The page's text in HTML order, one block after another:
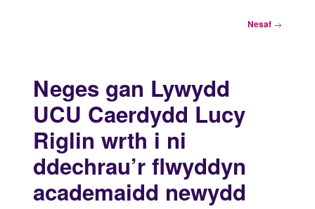
Nesaf →
Neges gan Lywydd
UCU Caerdydd Lucy
Riglin wrth i ni
ddechrau’r flwyddyn
academaidd newydd